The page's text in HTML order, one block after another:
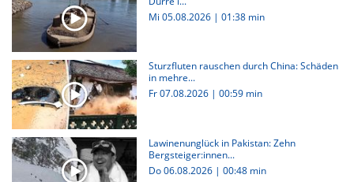
Mi 05.08.2026 | 01:38 min
Sturzfluten rauschen durch China: Schäden
in mehre...
Fr 07.08.2026 | 00:59 min
Lawinenunglück in Pakistan: Zehn
Bergsteiger:innen...
Do 06.08.2026 | 00:48 min